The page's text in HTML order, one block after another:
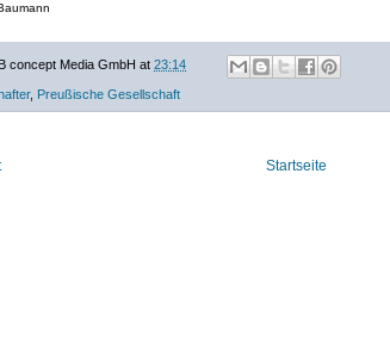
concept Media GmbH at 23:14
, Preußische Gesellschaft
Startseite